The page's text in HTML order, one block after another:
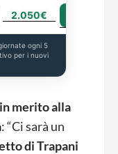
2.050€
ogni 5
per i nuovi
merito alla
: “Ci sarà un
di Trapani